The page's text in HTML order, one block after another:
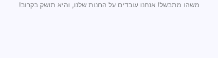
משהו מתבשל! אנחנו עובדים על החנות שלנו, והיא תושק בקרוב!